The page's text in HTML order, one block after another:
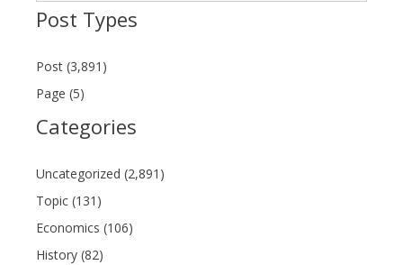
Post Types
Post (3,891)
Page (5)
Categories
Uncategorized (2,891)
Topic (131)
Economics (106)
History (82)